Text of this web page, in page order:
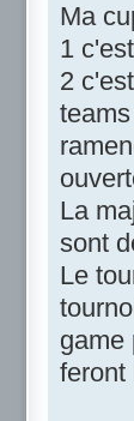
Ma
1
2
La
sont
Le
game
feront